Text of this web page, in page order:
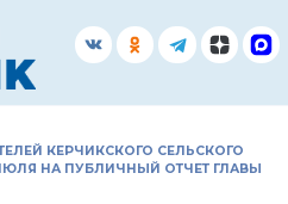
КЕРЧИКСКОГО СЕЛЬСКОГО
НА ПУБЛИЧНЫЙ ОТЧЕТ ГЛАВЫ